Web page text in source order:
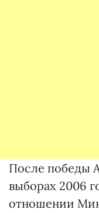
После победы
выборах 2006
отношении